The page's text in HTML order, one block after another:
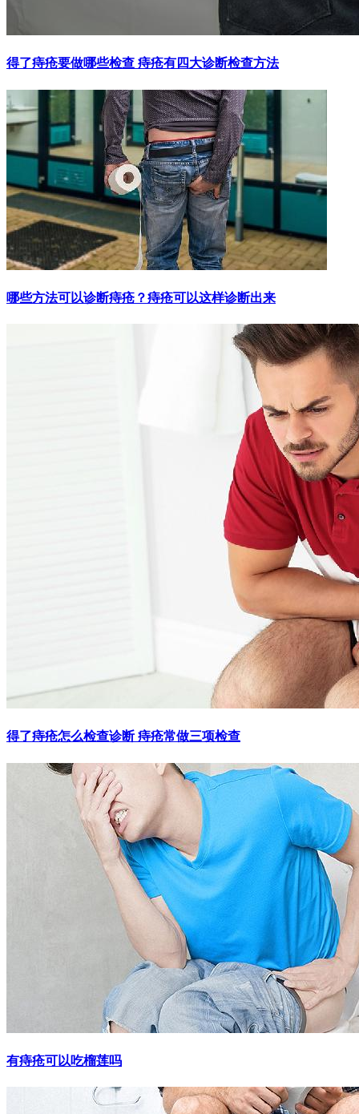
得了痔疮要做哪些检查 痔疮有四大诊断检查方法
哪些方法可以诊断痔疮？痔疮可以这样诊断出来
得了痔疮怎么检查诊断 痔疮常做三项检查
有痔疮可以吃榴莲吗